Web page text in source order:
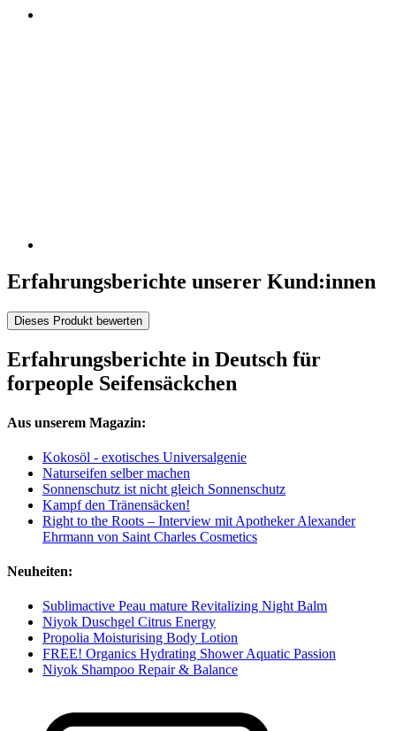
Erfahrungsberichte unserer Kund:innen
Dieses Produkt bewerten
Erfahrungsberichte in Deutsch für
forpeople Seifensäckchen
Aus unserem Magazin:
Kokosöl - exotisches Universalgenie
Naturseifen selber machen
Sonnenschutz ist nicht gleich Sonnenschutz
Kampf den Tränensäcken!
Right to the Roots – Interview mit Apotheker Alexander
Ehrmann von Saint Charles Cosmetics
Neuheiten:
Sublimactive Peau mature Revitalizing Night Balm
Niyok Duschgel Citrus Energy
Propolia Moisturising Body Lotion
FREE! Organics Hydrating Shower Aquatic Passion
Niyok Shampoo Repair & Balance